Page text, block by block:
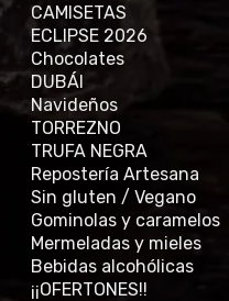
CAMISETAS
ECLIPSE 2026
Chocolates
DUBÁI
Navideños
TORREZNO
TRUFA NEGRA
Repostería Artesana
Sin gluten / Vegano
Gominolas y caramelos
Mermeladas y mieles
Bebidas alcohólicas
¡¡OFERTONES!!